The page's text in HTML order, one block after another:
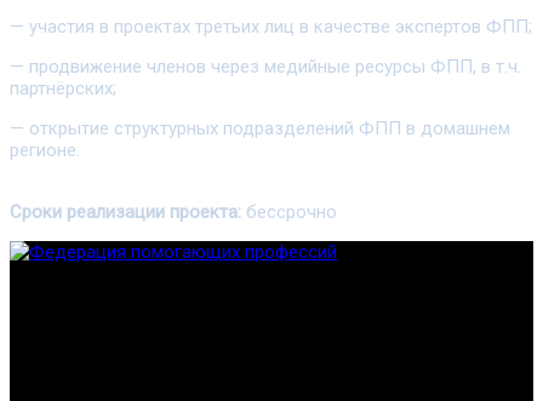
— участия в проектах третьих лиц в качестве экспертов ФПП;
— продвижение членов через медийные ресурсы ФПП, в т.ч.
партнёрских;
— открытие структурных подразделений ФПП в домашнем
регионе.
Сроки реализации проекта: бессрочно